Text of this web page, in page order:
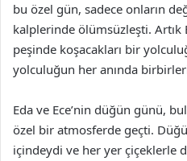
bu özel gün, sadece onların
kalplerinde ölümsüzleşti. Artık
peşinde koşacakları bir
yolculuğun her anında
Eda ve Ece’nin düğün günü,
özel bir atmosferde geçti.
içindeydi ve her yer çiçeklerle